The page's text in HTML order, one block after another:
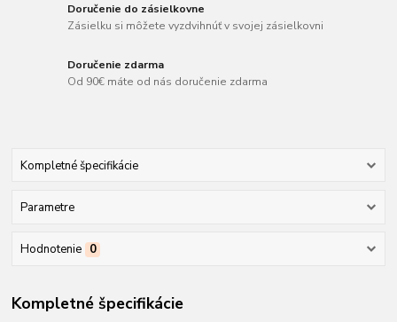
Doručenie do zásielkovne
Zásielku si môžete vyzdvihnúť v svojej zásielkovni
Doručenie zdarma
Od 90€ máte od nás doručenie zdarma
Kompletné špecifikácie
Parametre
Hodnotenie 0
Kompletné špecifikácie